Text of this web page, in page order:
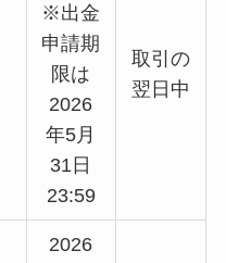
※出金
申請期
限は
2026
年5月
31日
23:59
取引の
翌日中
2026